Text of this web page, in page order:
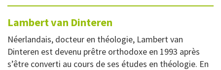
Lambertvan Dinteren
Néerlandais, docteur en théologie, Lambert van
Dinteren est devenu prêtre orthodoxe en 1993 après
s’être converti au cours de ses études en théologie. En